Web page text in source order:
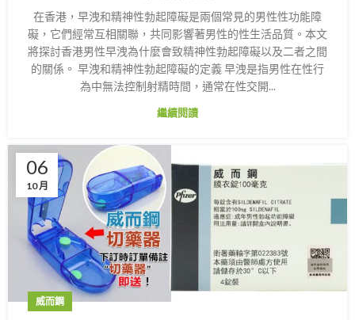
在香港，早洩和精神性勃起障礙是兩個常見的男性性功能障
礙，它們經常互相關聯，共同影響著男性的性生活品質。本文
將探討香港男性早洩為什麼會致精神性勃起障礙以及二者之間
的關係。 早洩和精神性勃起障礙的定義 早洩是指男性在性行
為中無法控制射精時間，通常在性交開...
繼續閱讀
06
10 月
威而鋼